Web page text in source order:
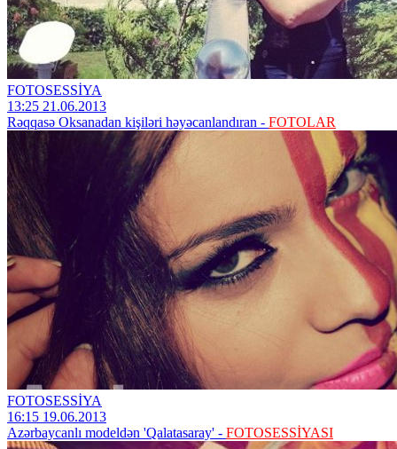
FOTOSESSİYA
13:25 21.06.2013
Rəqqasə Oksanadan kişiləri həyəcanlandıran - FOTOLAR
FOTOSESSİYA
16:15 19.06.2013
Azərbaycanlı modeldən 'Qalatasaray' - FOTOSESSİYASI